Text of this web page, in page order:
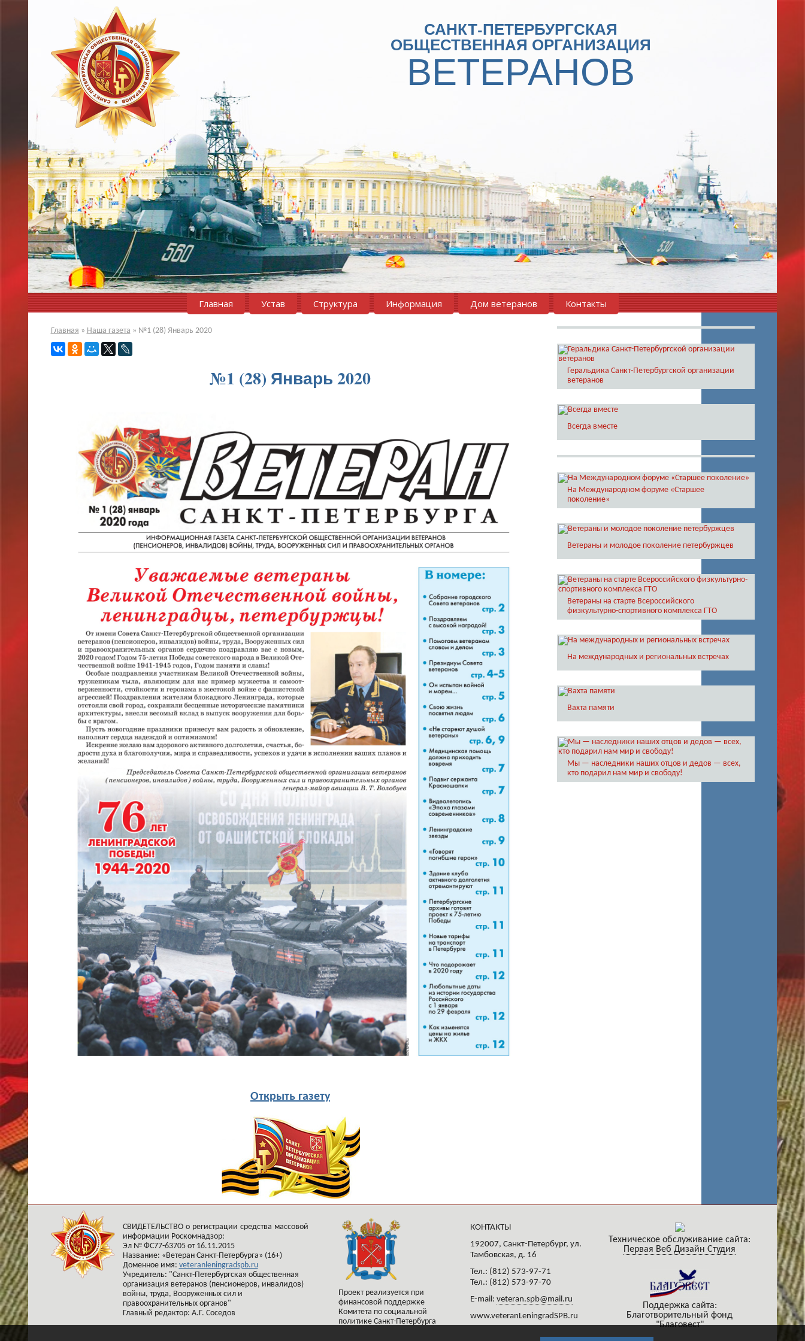
САНКТ-ПЕТЕРБУРГСКАЯ
ОБЩЕСТВЕННАЯ ОРГАНИЗАЦИЯ
ВЕТЕРАНОВ
Главная Устав Структура Информация Дом ветеранов Контакты
Главная » Наша газета » №1 (28) Январь 2020
№1 (28) Январь 2020
Открыть газету
Геральдика Санкт-Петербургской организации
ветеранов
Всегда вместе
На Международном форуме «Старшее
поколение»
Ветераны и молодое поколение петербуржцев
Ветераны на старте Всероссийского
физкультурно-спортивного комплекса ГТО
На международных и региональных встречах
Вахта памяти
Мы — наследники наших отцов и дедов — всех,
кто подарил нам мир и свободу!
СВИДЕТЕЛЬСТВО о регистрации средства массовой
информации Роскомнадзор:
Эл № ФС77-63705 от 16.11.2015
Название: «Ветеран Санкт-Петербурга» (16+)
Доменное имя: veteranleningradspb.ru
Учредитель: "Санкт-Петербургская общественная
организация ветеранов (пенсионеров, инвалидов)
войны, труда, Вооруженных сил и
правоохранительных органов"
Главный редактор: А.Г. Соседов
Проект реализуется при
финансовой поддержке
Комитета по социальной
политике Санкт-Петербурга
КОНТАКТЫ
192007, Санкт-Петербург, ул.
Тамбовская, д. 16
Тел.: (812) 573-97-71
Тел.: (812) 573-97-70
E-mail: veteran.spb@mail.ru
www.veteranLeningradSPB.ru
Техническое обслуживание сайта:
Первая Веб Дизайн Студия
Поддержка сайта:
Благотворительный фонд
"Благовест"